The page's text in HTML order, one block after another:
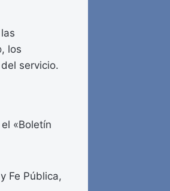
los
servicio.
«Boletín
Fe Pública,